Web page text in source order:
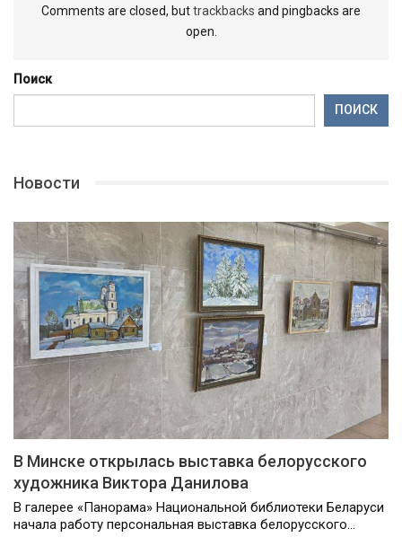
Comments are closed, buttrackbacks and pingbacks are
open.
Поиск
ПОИСК
Новости
В Минске открылась выставка белорусского
художника Виктора Данилова
В галерее «Панорама» Национальной библиотеки Беларуси
начала работу персональная выставка белорусского…